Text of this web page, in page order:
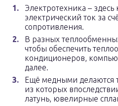
Электротехника –
электрический ток за
сопротивления.
В разных
чтобы обеспечить
кондиционеров,
далее.
Ещё медными делаются
из которых
латунь, ювелирные